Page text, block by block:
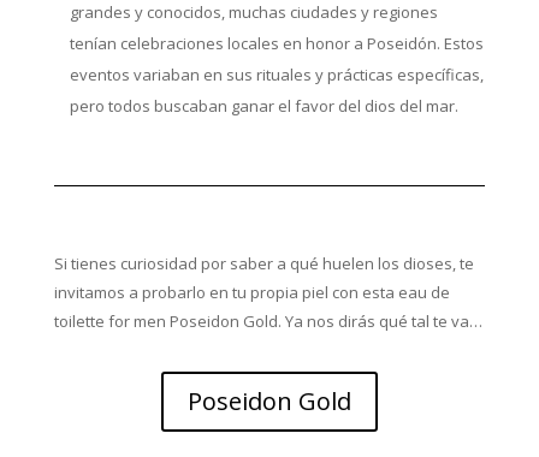
grandes y conocidos, muchas ciudades y regiones
tenían celebraciones locales en honor a Poseidón. Estos
eventos variaban en sus rituales y prácticas específicas,
pero todos buscaban ganar el favor del dios del mar.
Si tienes curiosidad por saber a qué huelen los dioses, te
invitamos a probarlo en tu propia piel con esta eau de
toilette for men Poseidon Gold. Ya nos dirás qué tal te va…
Poseidon Gold